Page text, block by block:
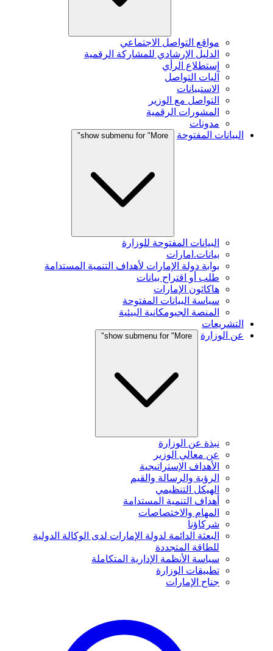
مواقع التواصل الاجتماعي
الدليل الإرشادي للمشاركة الرقمية
إستطلاع الرأي
آليات التواصل
الاستبيانات
التواصل مع الوزير
المشورات الرقمية
مدونات
البيانات المفتوحة
show submenu for "More"
البيانات المفتوحة للوزارة
بيانات.امارات
بوابة دولة الإمارات لأهداف التنمية المستدامة
طلب أو اقتراح بيانات
هاكاثون الإمارات
سياسة البيانات المفتوحة
المنصة الجيومكانية البيئية
التشريعات
عن الوزارة
show submenu for "More"
نبذة عن الوزارة
عن معالي الوزير
الأهداف الإستراتيجية
الرؤية والرسالة والقيم
الهيكل التنظيمي
أهداف التنمية المستدامة
المهام والاختصاصات
شركاؤنا
البعثة الدائمة لدولة الإمارات لدى الوكالة الدولية
للطاقة المتجددة
سياسة الأنظمة الإدارية المتكاملة
تطبيقات الوزارة
جناح الإمارات